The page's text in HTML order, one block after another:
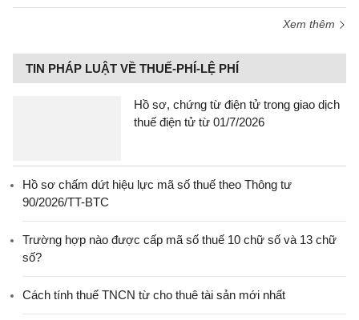
Xem thêm
TIN PHÁP LUẬT VỀ THUẾ-PHÍ-LỆ PHÍ
Hồ sơ, chứng từ điện tử trong giao dịch
thuế điện tử từ 01/7/2026
Hồ sơ chấm dứt hiệu lực mã số thuế theo Thông tư
90/2026/TT-BTC
Trường hợp nào được cấp mã số thuế 10 chữ số và 13 chữ
số?
Cách tính thuế TNCN từ cho thuê tài sản mới nhất